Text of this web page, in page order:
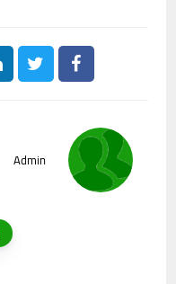
Admin